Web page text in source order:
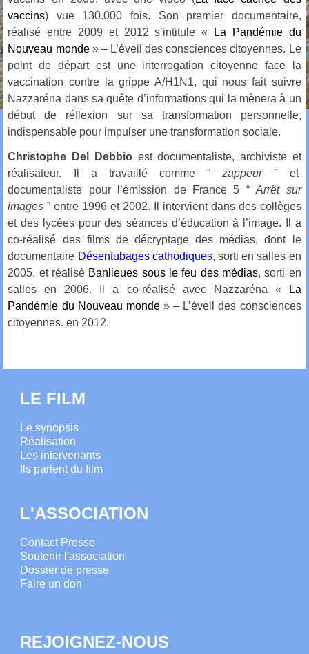
vaccins) vue 130.000 fois. Son premier documentaire,
réalisé entre 2009 et 2012 s’intitule «
La Pandémie du
Nouveau monde» – L’éveil des consciences citoyennes. Le
point de départ est une interrogation citoyenne face la
vaccination contre la grippe A/H1N1, qui nous fait suivre
Nazzaréna dans sa quête d’informations qui la mènera à un
début de réflexion sur sa transformation personnelle,
indispensable pour impulser une transformation sociale.
Christophe Del Debbioest documentaliste, archiviste et
réalisateur. Il a travaillé comme “ zappeur” et
documentaliste pour l’émission de France 5 “Arrêt sur
images” entre 1996 et 2002. Il intervient dans des collèges
et des lycées pour des séances d’éducation à l’image. Il a
co-réalisé des films de décryptage des médias, dont le
documentaire Désentubages cathodiques, sorti en salles en
2005, et réalisé Banlieues sous le feu des médias, sorti en
salles en 2006. Il a co-réalisé avec Nazzaréna «
La
Pandémie du Nouveau monde» – L’éveil des consciences
citoyennes. en 2012.
LE FILM
Le synopsis
Réalisation
Les intervenants
Ils parlent du film
L'ASSOCIATION
Contact Presse
Soutenir l'association
Dossier de presse
Faire un don
REJOIGNEZ-NOUS